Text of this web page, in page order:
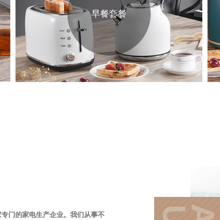
早餐套餐
门的家电生产企业。我们从事不